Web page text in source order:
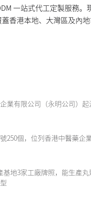
一站式代工定製服務。
香港本地、大灣區及內地
業有限公司（永明公司）起
250個，位列香港中醫藥企
基地3家工廠牌照，能生產丸